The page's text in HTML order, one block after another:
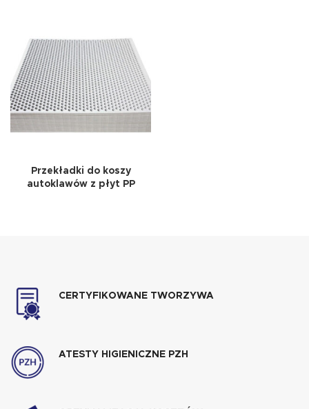
Przekładki do koszy
autoklawów z płyt PP
CERTYFIKOWANE TWORZYWA
ATESTY HIGIENICZNE PZH